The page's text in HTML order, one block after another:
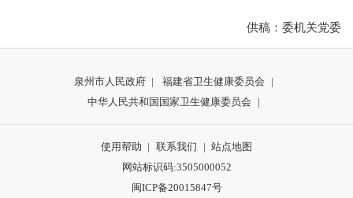
供稿：委机关党委
泉州市人民政府 | 福建省卫生健康委员会
|
中华人民共和国国家卫生健康委员会
|
使用帮助 | 联系我们 | 站点地图
网站标识码:3505000052
闽ICP备20015847号